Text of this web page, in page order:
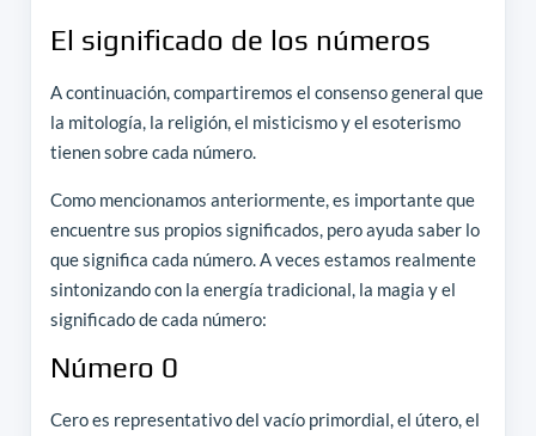
El significado de los números
A continuación, compartiremos el consenso general que
la mitología, la religión, el misticismo y el esoterismo
tienen sobre cada número.
Como mencionamos anteriormente, es importante que
encuentre sus propios significados, pero ayuda saber lo
que significa cada número. A veces estamos realmente
sintonizando con la energía tradicional, la magia y el
significado de cada número:
Número 0
Cero es representativo del vacío primordial, el útero, el